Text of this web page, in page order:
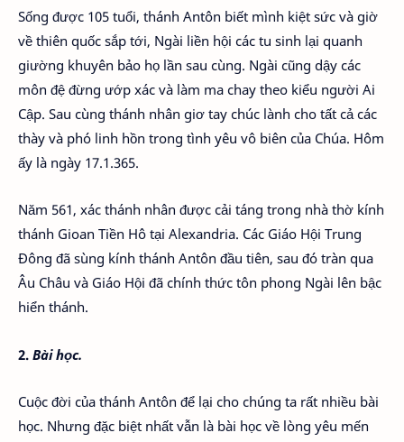
Sống được 105 tuổi, thánh Antôn biết mình kiệt sức và giờ
về thiên quốc sắp tới, Ngài liền hội các tu sinh lại quanh
giường khuyên bảo họ lần sau cùng. Ngài cũng dậy các
môn đệ đừng ướp xác và làm ma chay theo kiểu người Ai
Cập. Sau cùng thánh nhân giơ tay chúc lành cho tất cả các
thày và phó linh hồn trong tình yêu vô biên của Chúa. Hôm
ấy là ngày 17.1.365.
Năm 561, xác thánh nhân được cải táng trong nhà thờ kính
thánh Gioan Tiền Hô tại Alexandria. Các Giáo Hội Trung
Ðông đã sùng kính thánh Antôn đầu tiên, sau đó tràn qua
Âu Châu và Giáo Hội đã chính thức tôn phong Ngài lên bậc
hiển thánh.
2. Bài học.
Cuộc đời của thánh Antôn để lại cho chúng ta rất nhiều bài
học. Nhưng đặc biệt nhất vẫn là bài học về lòng yêu mến